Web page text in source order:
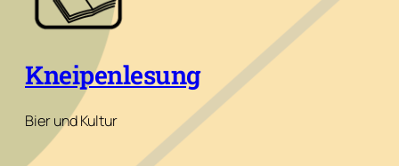
Kneipenlesung
Bier und Kultur